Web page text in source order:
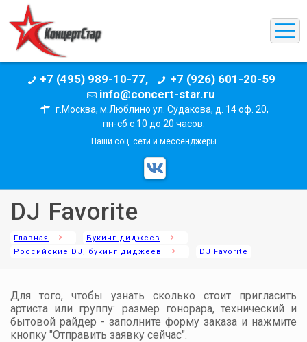
+7 (495) 989-10-77,
+7 (926) 601-20-59
info@concert-star.ru
г.Москва, м.Люблино ул. Судакова, д. 14 оф. 20,
пн-сб с 10 до 20 часов.
Наши соц. сети и мессенджеры
DJ Favorite
Главная
Букинг диджеев
Российские DJ, букинг диджеев
DJ Favorite
Для того, чтобы узнать сколько стоит пригласить
артиста или группу: размер гонорара, технический и
бытовой райдер - заполните форму заказа и нажмите
кнопку "Отправить заявку сейчас".